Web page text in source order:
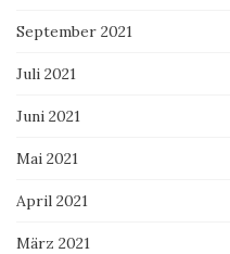
September 2021
Juli 2021
Juni 2021
Mai 2021
April 2021
März 2021